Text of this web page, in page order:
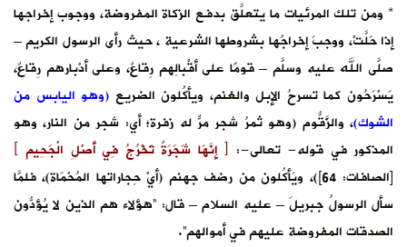
* ومن تلك المرئيات ما يتعلَّق بدفع الزكاة المفروضة، ووجوب إخراجها
إذا حَلَّتْ، ووجبَ إخراجُها بشروطها الشرعية ، حيث رأى الرسول الكريم –
صلَّى الله عليه وسلَّم – قومًا على أقْبالِهم رِقاعٌ، وعلى أدْبارهم رِقاعٌ،
يَسْرَحُون كما تسرحُ الإبل والغنم، ويأكُلون الضريع (وهو اليابس من
الشوك)، والزَّقُّوم (وهو ثمرُ شجر مرٌّ له زفرة؛ أي: شجر من النار، وهو
المذكور في قوله- تعالى-: ﴿ إِنَّهَا شَجَرَةٌ تَخْرُجُ فِي أَصْلِ الْجَحِيمِ ﴾
[الصافات: 64])، ويَأكُلون من رضف جهنم (أيْ حِجاراتها المُحْمَاة)، فلمَّا
سأل الرسولُ جبريلَ – عليه السلام – قال: “هؤلاء هم الذين لا يُؤدُّون
الصدقات المفروضة عليهم في أموالهم”.